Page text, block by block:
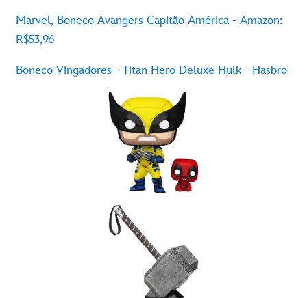
Marvel, Boneco Avangers Capitão América - Amazon:
R$53,96
Boneco Vingadores - Titan Hero Deluxe Hulk - Hasbro